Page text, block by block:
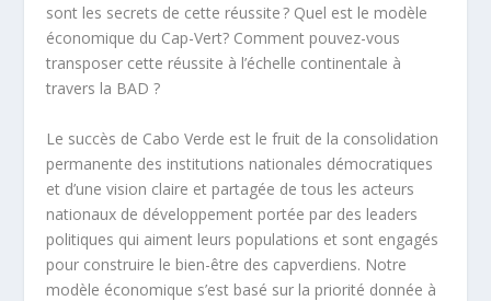
sont les secrets de cette réussite ? Quel est le modèle
économique du Cap-Vert? Comment pouvez-vous
transposer cette réussite à l’échelle continentale à
travers la BAD ?
Le succès de Cabo Verde est le fruit de la consolidation
permanente des institutions nationales démocratiques
et d’une vision claire et partagée de tous les acteurs
nationaux de développement portée par des leaders
politiques qui aiment leurs populations et sont engagés
pour construire le bien-être des capverdiens. Notre
modèle économique s’est basé sur la priorité donnée à